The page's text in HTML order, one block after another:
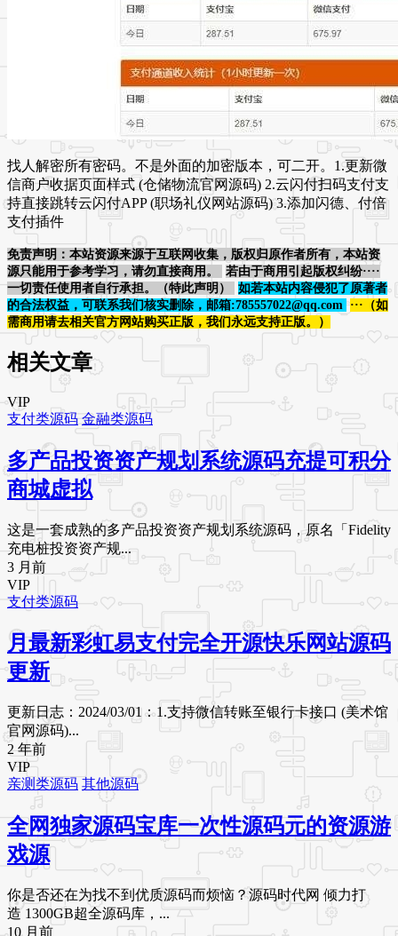
找人解密所有密码。不是外面的加密版本，可二开。1.更新微
信商户收据页面样式 (仓储物流官网源码) 2.云闪付扫码支付支
持直接跳转云闪付APP (职场礼仪网站源码) 3.添加闪德、付倍
支付插件
免责声明：本站资源来源于互联网收集，版权归原作者所有，本站资
源只能用于参考学习，请勿直接商用。
若由于商用引起版权纠纷····
一切责任使用者自行承担。（特此声明）
如若本站内容侵犯了原著者
的合法权益，可联系我们核实删除，邮箱:785557022@qq.com
···（如
需商用请去相关官方网站购买正版，我们永远支持正版。）
相关文章
VIP
支付类源码 金融类源码
多产品投资资产规划系统源码充提可积分
商城虚拟
这是一套成熟的多产品投资资产规划系统源码，原名「Fidelity
充电桩投资资产规...
3 月前
VIP
支付类源码
月最新彩虹易支付完全开源快乐网站源码
更新
更新日志：2024/03/01：1.支持微信转账至银行卡接口 (美术馆
官网源码)...
2 年前
VIP
亲测类源码 其他源码
全网独家源码宝库一次性源码元的资源游
戏源
你是否还在为找不到优质源码而烦恼？源码时代网 倾力打
造 1300GB超全源码库，...
10 月前